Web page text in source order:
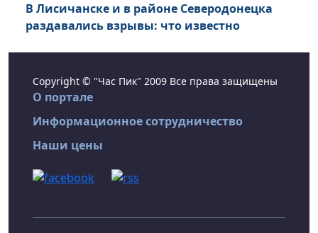
В Лисичанске и в районе Северодонецка
раздавались взрывы: что известно
Copyright © "Час Пик" 2009 Все права защищены
О портале
Информационное сотрудничество
Наши цены